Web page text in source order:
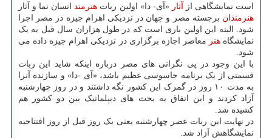
است نمایشگاهی از آثار «آی- دا» اولین ربات هنرمند انسان نما و آثار
هنرمندان برجسته مصر و جهان در نزدیکی اهرام جیزه در مصر اجرا
شود. البته این اولین باری است که در طول هزاران سال قبل به یک
نمایشگاههنر معاصر اجازه برگزاری در نزدیکی اهرام جیزه داده می
شود.
با این وجود در پی نگرانی های مصر درباره اینکه شاید این ربات
قسمتی از یک برنامه جاسوسی عظیم باشد، «آی -دا» و سازنده آنرا
به مدت ۱۰ روز در گمرک این کشور نگه داشتند و در روز چهارشنبه
آزاد کردند و این اتفاق به بحث های دیپلماتیک بین دو کشور هم
کشیده شد.
در نهایت این ربات عصر چهارشنبه یعنی یک روز قبل از روز افتتاحیه
نمایشگاهش آزاد شد.